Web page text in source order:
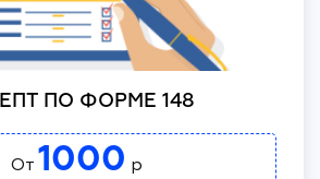
ПО ФОРМЕ 148
От 1000 р